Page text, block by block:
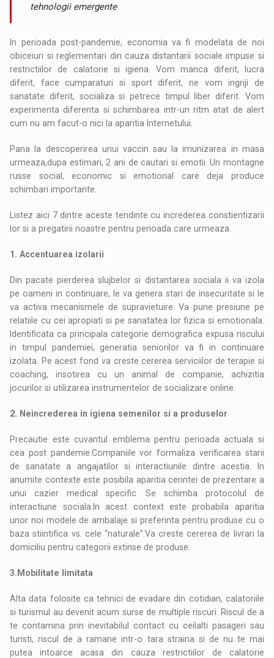
tehnologii emergente
In perioada post-pandemie, economia va fi modelata de noi
obiceiuri si reglementari din cauza distantarii sociale impuse si
restrictiilor de calatorie si igiena. Vom manca diferit, lucra
diferit, face cumparaturi si sport diferit, ne vom ingriji de
sanatate diferit, socializa si petrece timpul liber diferit. Vom
experimenta diferenta si schimbarea intr-un ritm atat de alert
cum nu am facut-o nici la aparitia Internetului.
Pana la descoperirea unui vaccin sau la imunizarea in masa
urmeaza,dupa estimari, 2 ani de cautari si emotii. Un montagne
russe social, economic si emotional care deja produce
schimbari importante.
Listez aici 7 dintre aceste tendinte cu increderea constientizarii
lor si a pregatirii noastre pentru perioada care urmeaza.
1. Accentuarea izolarii
Din pacate pierderea slujbelor si distantarea sociala ii va izola
pe oameni in continuare, le va genera stari de insecuritate si le
va activa mecanismele de supravietuire. Va pune presiune pe
relatiile cu cei apropiati si pe sanatatea lor fizica si emotionala.
Identificata ca principala categorie demografica expusa riscului
in timpul pandemiei, generatia seniorilor va fi in continuare
izolata. Pe acest fond va creste cererea serviciilor de terapie si
coaching, insotirea cu un animal de companie, achizitia
jocurilor si utilizarea instrumentelor de socializare online.
2. Neincrederea in igiena semenilor si a produselor
Precautie este cuvantul emblema pentru perioada actuala si
cea post pandemie.Companiile vor formaliza verificarea starii
de sanatate a angajatilor si interactiunile dintre acestia. In
anumite contexte este posibila aparitia cerintei de prezentare a
unui cazier medical specific. Se schimba protocolul de
interactiune sociala.In acest context este probabila aparitia
unor noi modele de ambalaje si preferinta pentru produse cu o
baza stiintifica vs. cele “naturale”.Va creste cererea de livrari la
domiciliu pentru categorii extinse de produse.
3.Mobilitate limitata
Alta data folosite ca tehnici de evadare din cotidian, calatoriile
si turismul au devenit acum surse de multiple riscuri. Riscul de a
te contamina prin inevitabilul contact cu ceilalti pasageri sau
turisti, riscul de a ramane intr-o tara straina si de nu te mai
putea intoarce acasa din cauza restrictiilor de calatorie